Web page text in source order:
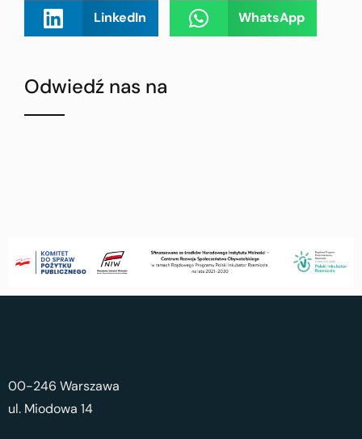
LinkedIn WhatsApp
Odwiedź nas na
00-246 Warszawa
ul. Miodowa 14